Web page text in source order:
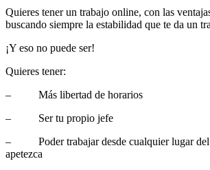
Quieres tener un trabajo online, con las
buscando siempre la estabilidad que te da un
¡Y eso no puede ser!
Quieres tener:
– Más libertad de horarios
– Ser tu propio jefe
– Poder trabajar desde cualquier lugar del
apetezca